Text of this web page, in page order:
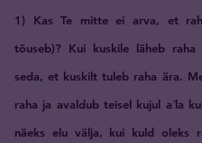
1) Kas Te mitte ei arva, et
tõuseb)? Kui kuskile läheb
seda, et kuskilt tuleb raha ära.
raha ja avaldub teisel kujul a´la
näeks elu välja, kui kuld oleks